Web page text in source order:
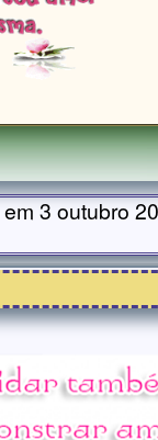
em 3 outubro